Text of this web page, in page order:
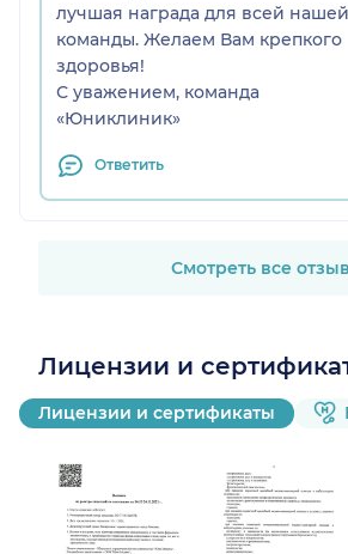
лучшая награда для всей нашей
команды. Желаем Вам крепкого
здоровья!
С уважением, команда
«Юниклиник»
Ответить
Смотреть все
Лицензии и
Лицензии и сертификаты